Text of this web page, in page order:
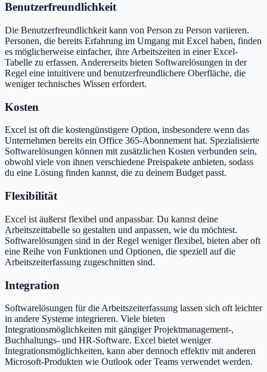
Benutzerfreundlichkeit
Die Benutzerfreundlichkeit kann von Person zu Person variieren.
Personen, die bereits Erfahrung im Umgang mit Excel haben, finden
es möglicherweise einfacher, ihre Arbeitszeiten in einer Excel-
Tabelle zu erfassen. Andererseits bieten Softwarelösungen in der
Regel eine intuitivere und benutzerfreundlichere Oberfläche, die
weniger technisches Wissen erfordert.
Kosten
Excel ist oft die kostengünstigere Option, insbesondere wenn das
Unternehmen bereits ein Office 365-Abonnement hat. Spezialisierte
Softwarelösungen können mit zusätzlichen Kosten verbunden sein,
obwohl viele von ihnen verschiedene Preispakete anbieten, sodass
du eine Lösung finden kannst, die zu deinem Budget passt.
Flexibilität
Excel ist äußerst flexibel und anpassbar. Du kannst deine
Arbeitszeittabelle so gestalten und anpassen, wie du möchtest.
Softwarelösungen sind in der Regel weniger flexibel, bieten aber oft
eine Reihe von Funktionen und Optionen, die speziell auf die
Arbeitszeiterfassung zugeschnitten sind.
Integration
Softwarelösungen für die Arbeitszeiterfassung lassen sich oft leichter
in andere Systeme integrieren. Viele bieten
Integrationsmöglichkeiten mit gängiger Projektmanagement-,
Buchhaltungs- und HR-Software. Excel bietet weniger
Integrationsmöglichkeiten, kann aber dennoch effektiv mit anderen
Microsoft-Produkten wie Outlook oder Teams verwendet werden.